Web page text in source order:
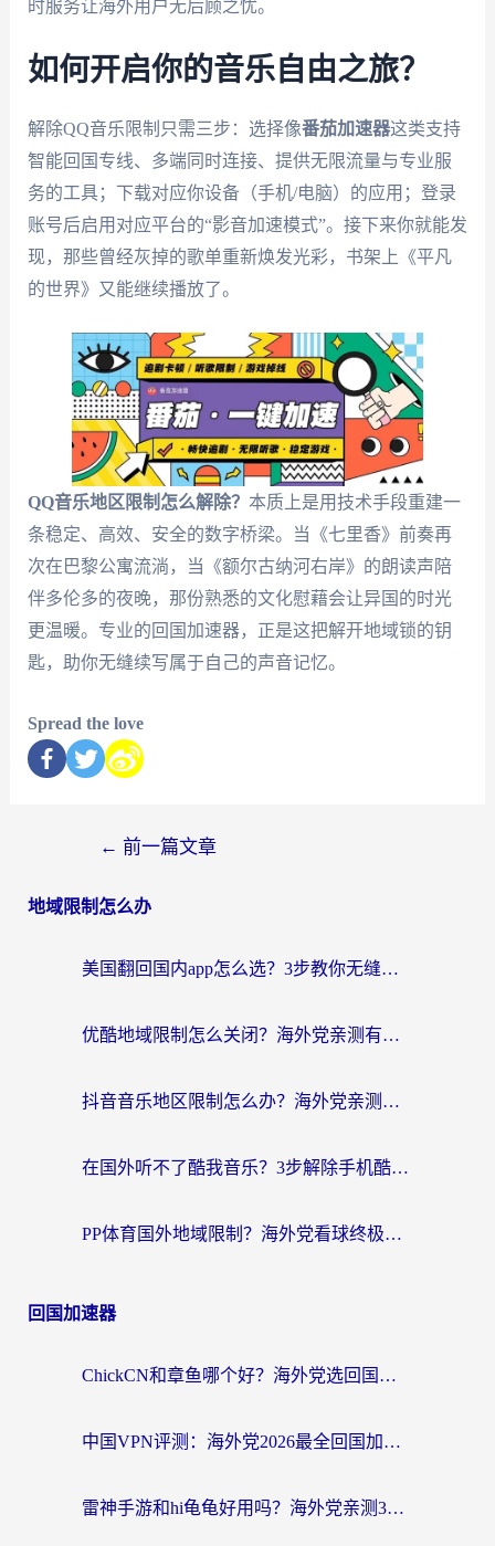
时服务让海外用户无后顾之忧。
如何开启你的音乐自由之旅？
解除QQ音乐限制只需三步：选择像番茄加速器这类支持
智能回国专线、多端同时连接、提供无限流量与专业服
务的工具；下载对应你设备（手机/电脑）的应用；登录
账号后启用对应平台的“影音加速模式”。接下来你就能发
现，那些曾经灰掉的歌单重新焕发光彩，书架上《平凡
的世界》又能继续播放了。
QQ音乐地区限制怎么解除？ 本质上是用技术手段重建一
条稳定、高效、安全的数字桥梁。当《七里香》前奏再
次在巴黎公寓流淌，当《额尔古纳河右岸》的朗读声陪
伴多伦多的夜晚，那份熟悉的文化慰藉会让异国的时光
更温暖。专业的回国加速器，正是这把解开地域锁的钥
匙，助你无缝续写属于自己的声音记忆。
Spread the love
← 前一篇文章
地域限制怎么办
美国翻回国内app怎么选？3步教你无缝刷剧、登12123、访问国内网站
优酷地域限制怎么关闭？海外党亲测有效的追剧加速器选择指南
抖音音乐地区限制怎么办？海外党亲测有效的听歌自由指南
在国外听不了酷我音乐？3步解除手机酷我音乐海外限制，附实测好用加速器
PP体育国外地域限制？海外党看球终极方案：从欧洲杯到奥运会，中文解说不卡顿！
回国加速器
ChickCN和章鱼哪个好？海外党选回国加速器的3个关键维度 + 实用避坑指南
中国VPN评测：海外党2026最全回国加速器选择指南，告别地区限制不踩坑
雷神手游和hi龟龟好用吗？海外党亲测3款回国加速器，教你选对国外到国内加速器